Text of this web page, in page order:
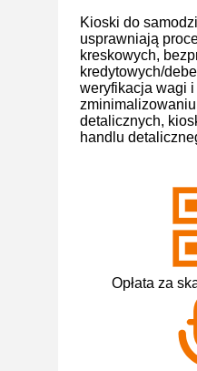
Kioski do
usprawniają
kreskowych,
kredytowych/
weryfikacja wagi
detalicznych,
handlu
Opłata za